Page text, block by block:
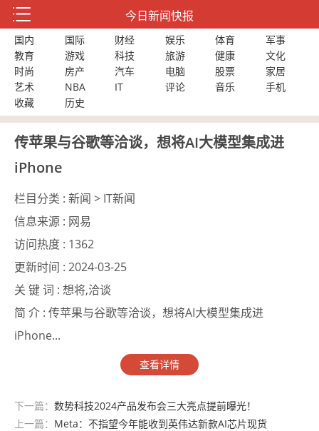
今日新闻快报
国内 国际 财经 娱乐 体育
军事
教育
游戏 科技 旅游 健康
文化
时尚
房产 汽车 电脑 股票
家居
艺术
NBA IT 评论 音乐
手机
收藏
历史
传苹果与谷歌等洽谈，想将AI大模型集成进
iPhone
栏目分类 : 新闻 > IT新闻
信息来源 : 网易
访问热度 : 1362
更新时间 : 2024-03-25
关 键 词 : 想将,洽谈
简 介 : 传苹果与谷歌等洽谈，想将AI大模型集成进
iPhone...
查看详情
下一篇： 数势科技2024产品发布会三大亮点提前曝光！
上一篇： Meta：不指望今年能收到英伟达新款AI芯片现货